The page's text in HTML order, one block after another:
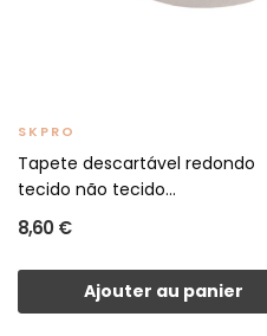
SKPRO
Tapete descartável redondo
tecido não tecido...
8,60 €
Ajouter au panier